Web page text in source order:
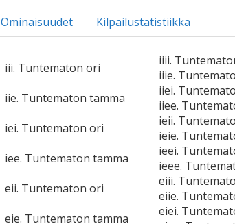
Ominaisuudet Kilpailustatistiikka
iii. Tuntematon ori
iiii.
iiie.
iie. Tuntematon tamma
iiei.
iiee.
iei. Tuntematon ori
ieii.
ieie.
iee. Tuntematon tamma
ieei.
ieee.
eii. Tuntematon ori
eiii.
eiie.
eie. Tuntematon tamma
eiei.